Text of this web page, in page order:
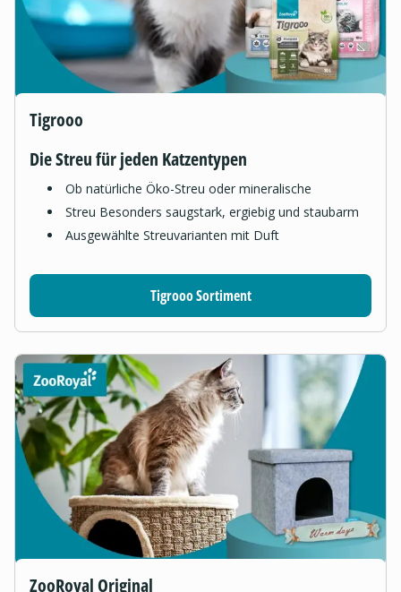
Tigrooo
Die Streu für jeden Katzentypen
Ob natürliche Öko-Streu oder mineralische
Streu Besonders saugstark, ergiebig und staubarm
Ausgewählte Streuvarianten mit Duft
Tigrooo Sortiment
ZooRoyal Original